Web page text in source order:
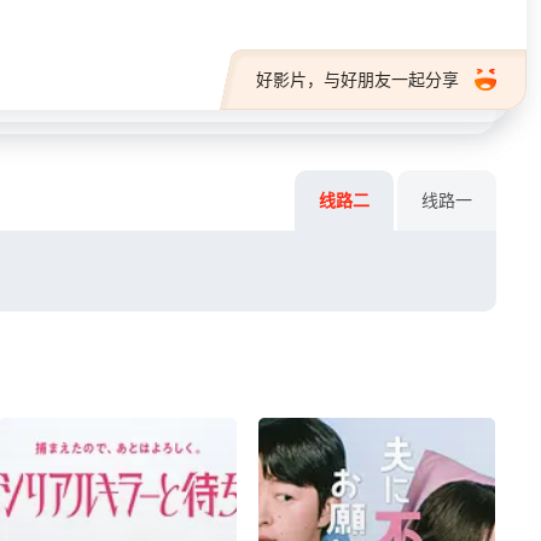
好影片，与好朋友一起分享
线路二 线路一